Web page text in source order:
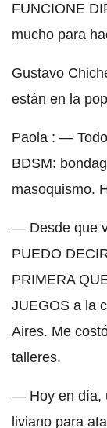
FUNCIONE
mucho para
Gustavo
están en la
Paola : —
BDSM:
masoquismo.
— Desde que
PUEDO
PRIMERA
JUEGOS a la
Aires. Me
talleres.
— Hoy en día,
liviano para